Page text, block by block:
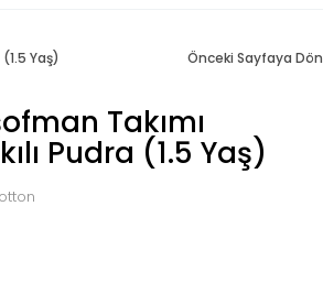
Yaş) Önceki Sayfaya Dön
Takımı
Pudra (1.5 Yaş)